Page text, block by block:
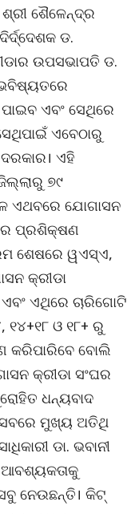
ଶୈଳେନ୍ଦ୍ର
ଡ.
ଉପସଭାପତି ଡ.
ଏବଂ ସେଥିରେ
ଏବେଠାରୁ
ଏହି
୭୯
ଏଥବରେ ଯୋଗାସନ
ପ୍ରଶିକ୍ଷଣ
ଶେଷରେ ୱଏସ୍‌ଏ,
କ୍ରୀଡା
ଏଥିରେ ଚାରିଗୋଟି
ଓ ୧୮+ ରୁ
କରିପାରିବେ ବୋଲି
କ୍ରୀଡା ସଂଘର
ଧନ୍ୟବାଦ
ମୁଖ୍ୟ ଅତିଥି
ଡା. ଭବାନୀ
ନେଉଛନ୍ତି। କିଟ୍